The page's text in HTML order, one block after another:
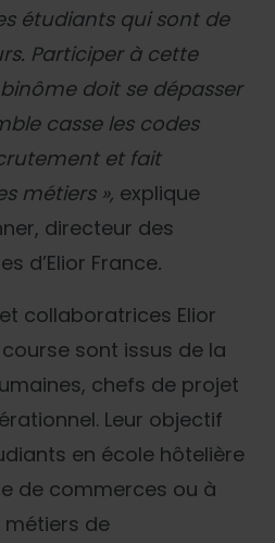
étudiants qui sont de
Participer à cette
doit se dépasser
casse les codes
et fait
métiers », explique
directeur des
d’Elior France.
collaboratrices Elior
sont issus de la
chefs de projet
Leur objectif
en école hôtelière
de commerces ou à
métiers de